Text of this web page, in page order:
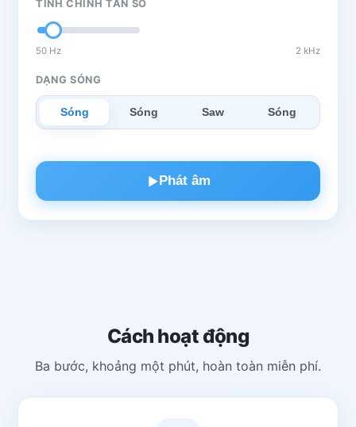
TINH CHỈNH TẦN SỐ
50 Hz 2 kHz
DẠNG SÓNG
Sóng Sóng Saw Sóng
Phát âm
Cách hoạt động
Ba bước, khoảng một phút, hoàn toàn miễn phí.